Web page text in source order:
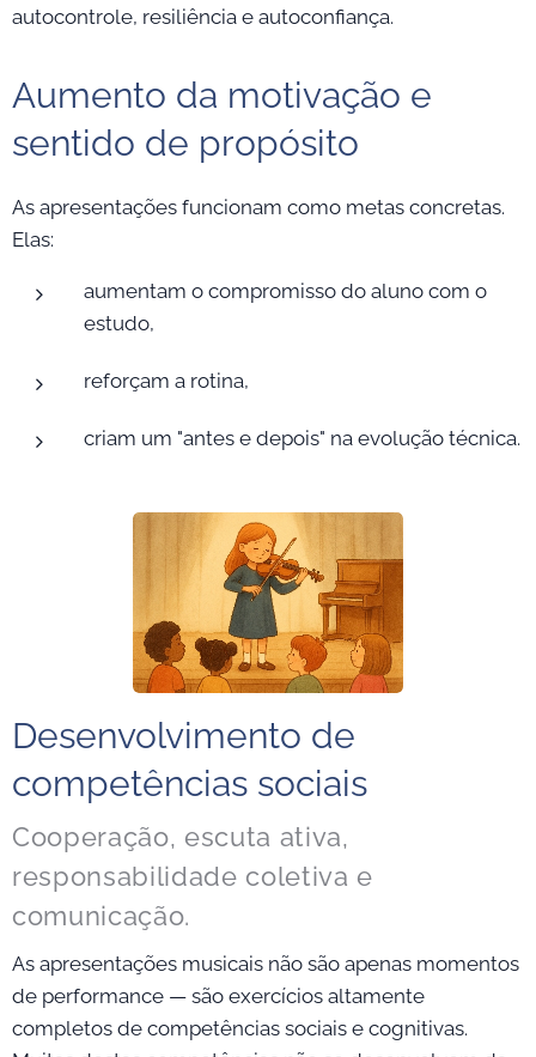
autocontrole, resiliência e autoconfiança.
Aumento da motivação e
sentido de propósito
As apresentações funcionam como metas concretas.
Elas:
aumentam o compromisso do aluno com o
estudo,
reforçam a rotina,
criam um "antes e depois" na evolução técnica.
Desenvolvimento de
competências sociais
Cooperação, escuta ativa,
responsabilidade coletiva e
comunicação.
As apresentações musicais não são apenas momentos
de performance — são exercícios altamente
completos de competências sociais e cognitivas.